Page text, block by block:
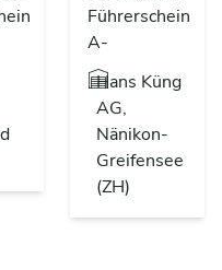
Führerschein
A-
Hans Küng
AG,
Nänikon-
Greifensee
(ZH)